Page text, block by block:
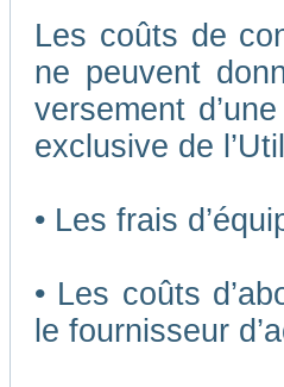
Les coûts de
ne peuvent
versement
exclusive de
• Les frais
• Les coûts
le fournisseur